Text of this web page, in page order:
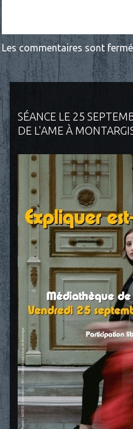
SÉANCE LE 25
DE L'AME À
Les commentaires sont